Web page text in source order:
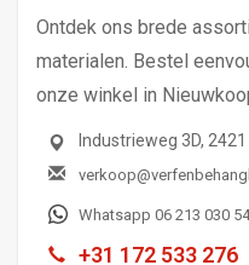
Ontdek ons brede
materialen. Bestel
onze winkel in
Industrieweg 3D,
Whatsapp 06 213 030 54
+31 172 533 276